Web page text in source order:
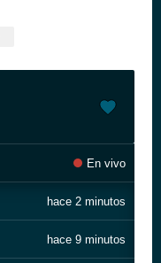
En vivo
hace 2 minutos
hace 9 minutos